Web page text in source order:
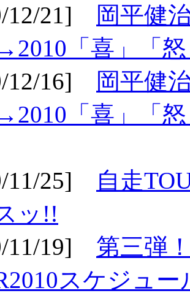
12/21]
岡平健
「喜」「
12/16]
岡平健
「喜」「
11/25]
自走
ッ!!
11/19] 第三弾
スケジュー